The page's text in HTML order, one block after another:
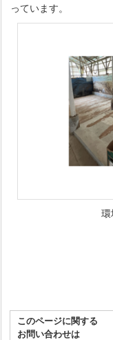
っています。
環
このページに関する
お問い合わせは